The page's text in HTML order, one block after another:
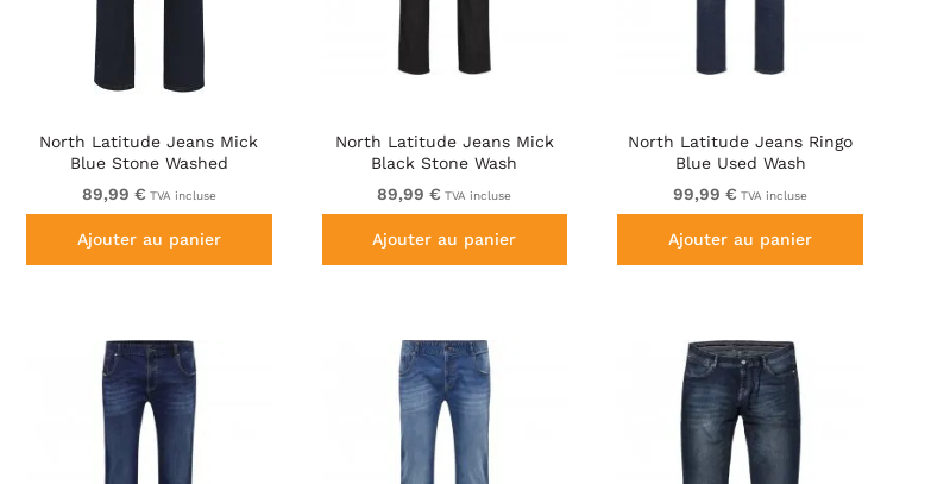
North Latitude Jeans Mick
Blue Stone Washed
89,99 € TVA incluse
Ajouter au panier
North Latitude Jeans Mick
Black Stone Wash
89,99 € TVA incluse
Ajouter au panier
North Latitude Jeans Ringo
Blue Used Wash
99,99 € TVA incluse
Ajouter au panier